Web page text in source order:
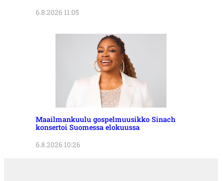
6.8.2026 11:05
Maailmankuulu gospelmuusikko Sinach
konsertoi Suomessa elokuussa
6.8.2026 10:26